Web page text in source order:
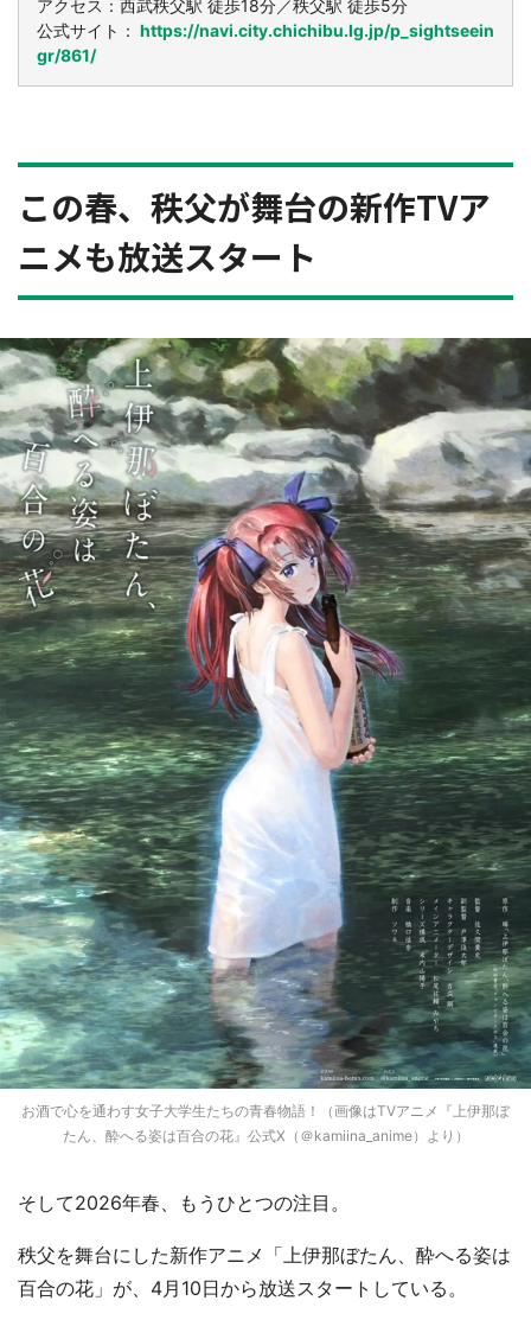
都道府選択
アクセス：西武秩父駅 徒歩18分／秩父駅 徒歩5分
公式サイト： https://navi.city.chichibu.lg.jp/p_sightseein
gr/861/
この春、秩父が舞台の新作TVア
ニメも放送スタート
お酒で心を通わす女子大学生たちの青春物語！（画像はTVアニメ『上伊那ぼ
たん、酔へる姿は百合の花』公式X（＠kamiina_anime）より）
そして2026年春、もうひとつの注目。
秩父を舞台にした新作アニメ「上伊那ぼたん、酔へる姿は
百合の花」が、4月10日から放送スタートしている。